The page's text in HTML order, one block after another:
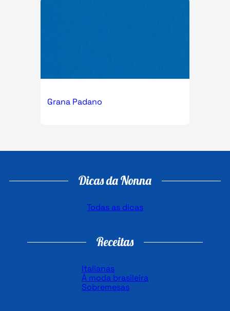
Grana Padano
Dicas da Nonna
Todas as dicas
Receitas
Italianas
À moda brasileira
Sobremesas